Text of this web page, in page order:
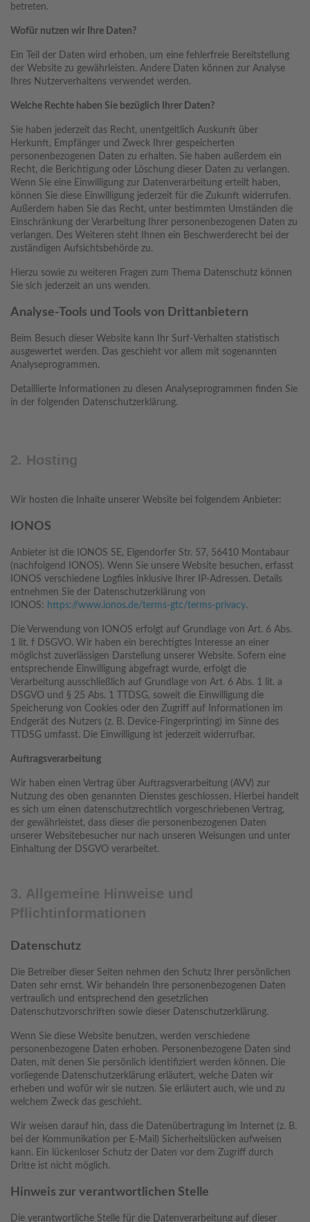
betreten.
Wofür nutzen wir Ihre Daten?
Ein Teil der Daten wird erhoben, um eine fehlerfreie Bereitstellung
der Website zu gewährleisten. Andere Daten können zur Analyse
Ihres Nutzerverhaltens verwendet werden.
Welche Rechte haben Sie bezüglich Ihrer Daten?
Sie haben jederzeit das Recht, unentgeltlich Auskunft über
Herkunft, Empfänger und Zweck Ihrer gespeicherten
personenbezogenen Daten zu erhalten. Sie haben außerdem ein
Recht, die Berichtigung oder Löschung dieser Daten zu verlangen.
Wenn Sie eine Einwilligung zur Datenverarbeitung erteilt haben,
können Sie diese Einwilligung jederzeit für die Zukunft widerrufen.
Außerdem haben Sie das Recht, unter bestimmten Umständen die
Einschränkung der Verarbeitung Ihrer personenbezogenen Daten zu
verlangen. Des Weiteren steht Ihnen ein Beschwerderecht bei der
zuständigen Aufsichtsbehörde zu.
Hierzu sowie zu weiteren Fragen zum Thema Datenschutz können
Sie sich jederzeit an uns wenden.
Analyse-Tools und Tools von Dritt­anbietern
Beim Besuch dieser Website kann Ihr Surf-Verhalten statistisch
ausgewertet werden. Das geschieht vor allem mit sogenannten
Analyseprogrammen.
Detaillierte Informationen zu diesen Analyseprogrammen finden Sie
in der folgenden Datenschutzerklärung.
2. Hosting
Wir hosten die Inhalte unserer Website bei folgendem Anbieter:
IONOS
Anbieter ist die IONOS SE, Elgendorfer Str. 57, 56410 Montabaur
(nachfolgend IONOS). Wenn Sie unsere Website besuchen, erfasst
IONOS verschiedene Logfiles inklusive Ihrer IP-Adressen. Details
entnehmen Sie der Datenschutzerklärung von
IONOS: https://www.ionos.de/terms-gtc/terms-privacy.
Die Verwendung von IONOS erfolgt auf Grundlage von Art. 6 Abs.
1 lit. f DSGVO. Wir haben ein berechtigtes Interesse an einer
möglichst zuverlässigen Darstellung unserer Website. Sofern eine
entsprechende Einwilligung abgefragt wurde, erfolgt die
Verarbeitung ausschließlich auf Grundlage von Art. 6 Abs. 1 lit. a
DSGVO und § 25 Abs. 1 TTDSG, soweit die Einwilligung die
Speicherung von Cookies oder den Zugriff auf Informationen im
Endgerät des Nutzers (z. B. Device-Fingerprinting) im Sinne des
TTDSG umfasst. Die Einwilligung ist jederzeit widerrufbar.
Auftragsverarbeitung
Wir haben einen Vertrag über Auftragsverarbeitung (AVV) zur
Nutzung des oben genannten Dienstes geschlossen. Hierbei handelt
es sich um einen datenschutzrechtlich vorgeschriebenen Vertrag,
der gewährleistet, dass dieser die personenbezogenen Daten
unserer Websitebesucher nur nach unseren Weisungen und unter
Einhaltung der DSGVO verarbeitet.
3. Allgemeine Hinweise und
Pflichtinformationen
Datenschutz
Die Betreiber dieser Seiten nehmen den Schutz Ihrer persönlichen
Daten sehr ernst. Wir behandeln Ihre personenbezogenen Daten
vertraulich und entsprechend den gesetzlichen
Datenschutzvorschriften sowie dieser Datenschutzerklärung.
Wenn Sie diese Website benutzen, werden verschiedene
personenbezogene Daten erhoben. Personenbezogene Daten sind
Daten, mit denen Sie persönlich identifiziert werden können. Die
vorliegende Datenschutzerklärung erläutert, welche Daten wir
erheben und wofür wir sie nutzen. Sie erläutert auch, wie und zu
welchem Zweck das geschieht.
Wir weisen darauf hin, dass die Datenübertragung im Internet (z. B.
bei der Kommunikation per E-Mail) Sicherheitslücken aufweisen
kann. Ein lückenloser Schutz der Daten vor dem Zugriff durch
Dritte ist nicht möglich.
Hinweis zur verantwortlichen Stelle
Die verantwortliche Stelle für die Datenverarbeitung auf dieser